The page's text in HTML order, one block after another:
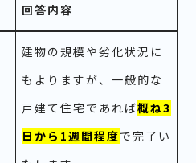
回答内容
建物の規模や劣化状況に
もよりますが、一般的な
戸建て住宅であれば概ね3
日から1週間程度で完了い